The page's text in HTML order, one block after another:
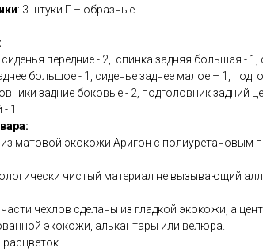
: 3 штуки Г – образные
передние - 2, спинка задняя большая - 1,
большое - 1, сиденье заднее малое – 1,
задние боковые - 2, подголовник задний
1.
матовой экокожи Аригон с полиуретановым
чистый материал не вызывающий
чехлов сделаны из гладкой экокожи, а
экокожи, алькантары или велюра.